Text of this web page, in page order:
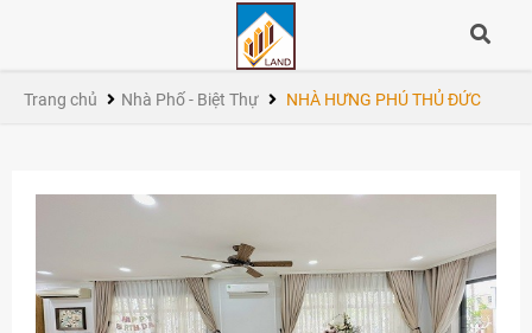
Trang chủ Nhà Phố - Biệt Thự NHÀ HƯNG PHÚ THỦ ĐỨC